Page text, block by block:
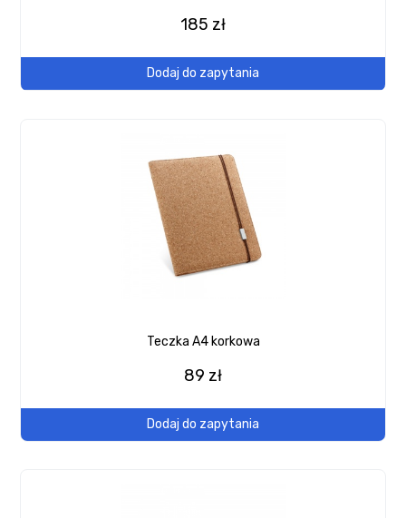
185 zł
Dodaj do zapytania
Teczka A4 korkowa
89 zł
Dodaj do zapytania